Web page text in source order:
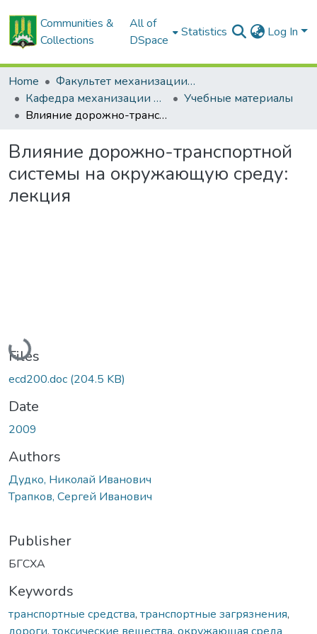
Communities &
Collections
All of
DSpace
Statistics Log In
Home
Факультет механизации сельского хозяйства
Кафедра механизации растениеводства и практического обучения
Учебные материалы
Влияние дорожно-транспортной системы на окружающую среду: лекция
Влияние дорожно-транспортной
системы на окружающую среду:
лекция
Loading...
Files
ecd200.doc (204.5 KB)
Date
2009
Authors
Дудко, Николай Иванович
Трапков, Сергей Иванович
Publisher
БГСХА
Keywords
транспортные средства, транспортные загрязнения,